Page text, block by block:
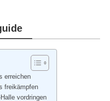
erreichen
freikämpfen
vordringen